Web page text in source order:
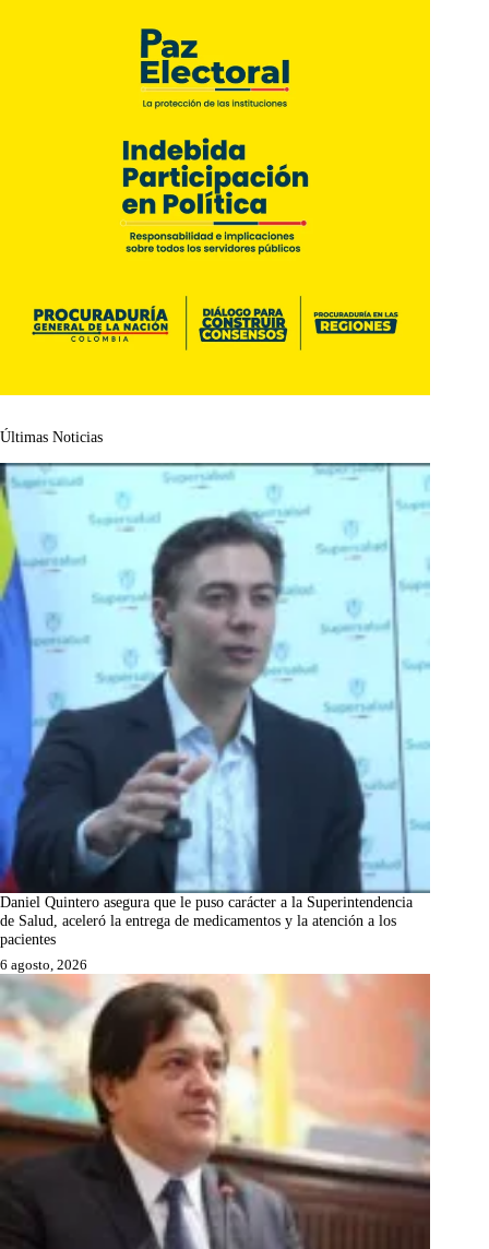
Últimas Noticias
Daniel Quintero asegura que le puso carácter a la Superintendencia
de Salud, aceleró la entrega de medicamentos y la atención a los
pacientes
6 agosto, 2026